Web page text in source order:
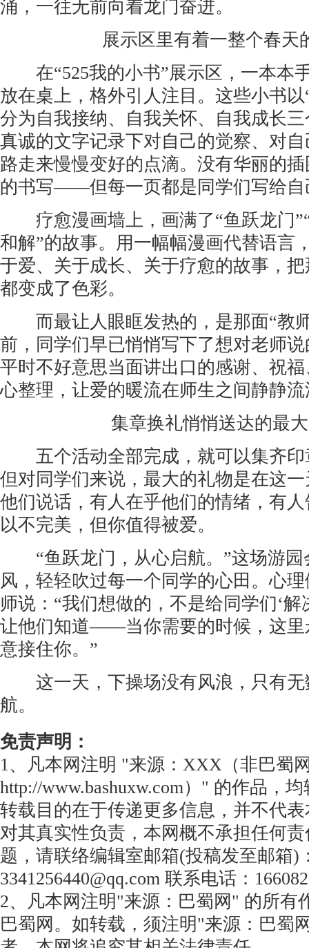
涌，一往无前向着龙门奋进。
展示区里有着一整个春天
在“525我的小书”展示区，一本本
放在桌上，格外引人注目。这些小书
分为自我接纳、自我关怀、自我成长
真诚的文字记录下对自己的觉察、对
路走来慢慢变好的点滴。没有华丽的
的书写——但每一页都是同学们写给自
疗愈漫画墙上，画满了“鱼跃龙门
和解”的故事。用一幅幅漫画代替语言
于爱、关于成长、关于疗愈的故事，
都变成了色彩。
而最让人眼眶发热的，是那面“教
前，同学们早已悄悄写下了想对老师
平时不好意思当面讲出口的感谢、祝
心整理，让爱的暖流在师生之间静静
集章换礼悄悄送达的最
五个活动全部完成，就可以集齐印
但对同学们来说，最大的礼物是在这
他们说话，有人在乎他们的情绪，有
以不完美，但你值得被爱。
“鱼跃龙门，从心启航。”这场游园
风，轻轻吹过每一个同学的心田。心
师说：“我们想做的，不是给同学们‘解
让他们知道——当你需要的时候，这里
意接住你。”
这一天，下操场没有风浪，只有无
航。
免责声明：
1、凡本网注明 "来源：XXX（非巴蜀
http://www.bashuxw.com）" 的作品，
转载目的在于传递更多信息，并不代
对其真实性负责，本网概不承担任何
题，请联络编辑室邮箱(投稿发至邮箱)
3341256440@qq.com 联系电话：
2、凡本网注明"来源：巴蜀网" 的所有
巴蜀网。如转载，须注明"来源：巴蜀